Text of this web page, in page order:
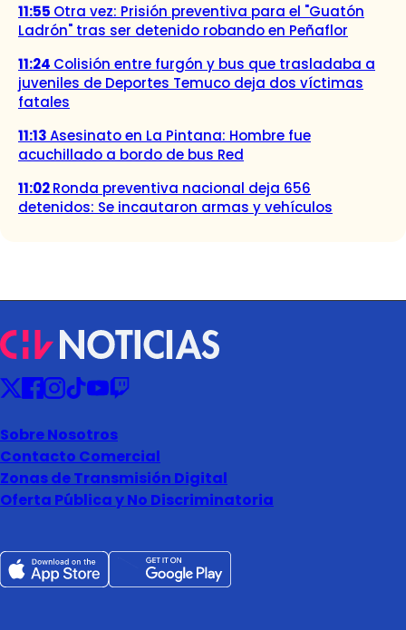
11:55 Otra vez: Prisión preventiva para el "Guatón
Ladrón" tras ser detenido robando en Peñaflor
11:24 Colisión entre furgón y bus que trasladaba a
juveniles de Deportes Temuco deja dos víctimas
fatales
11:13Asesinato en La Pintana: Hombre fue
acuchillado a bordo de bus Red
11:02Ronda preventiva nacional deja 656
detenidos: Se incautaron armas y vehículos
Sobre Nosotros
Contacto Comercial
Zonas de Transmisión Digital
Oferta Pública y No Discriminatoria